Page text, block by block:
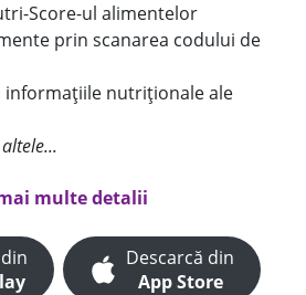
Score-ul alimentelor
prin scanarea codului de
informațiile nutriționale ale
multe detalii
Descarcă din
App Store